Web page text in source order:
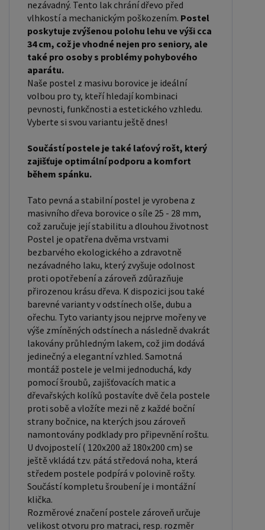
stolky, komody atd. - nakupujte - ZDE Přikrývky,
polštáře, chrániče, toppery - nakupujte - ZDE
Rozměry postele: Rozměry postele jsou klíčové
pro pohodlí a funkčnost ložnice. Výška postele by
měla být taková, abyste mohli snadno vstávat a
lehat. Rozměry postele mohou ovlivnit celkový
vzhled a funkčnost vaší ložnice. V naší nabídce
naleznete i postele zvýšené. To je obzvláště
pohyblivostí. Rozměry postele 80x200 cm a
90x200 cm jsou obecně považovány za standardní
pro jednotlivce a najdou uplatnění v ložnici,
studentském pokoji, pokoji pro hosty a dalších
pokojích. Námi nabízené postele, lze doplnit
matrací, nočními stolky, komodou, skříní i úložným
prostorem. Postele o rozměru 120x200 cm a
140x200 cm jsou považovány za velmi komfortní
jednolůžka. Tento rozměr postele je ideální pro
jednotlivce, kteří hledají více prostoru než
standardní jednolůžko nabízí. Rozměry postele
160x200 cm a 180x200 cm jsou považovány za
standardní pro dvoulůžkovou postel. Před
nákupem postele se ujistěte, že máte dostatek
místa ve své ložnici. Materiál postele: Masiv
borovice je typ dřeva, který je známý svou dobrou
pevností a dlouhou trvanlivostí. Borovicové dřevo
se řadí mezi měkké dřeviny. Je o malinko tvrdší
než masivní smrk, ale lépe se opracovává.
Borovicové dřevo vyniká krásnou barvou a
okouzlující kresbou. Má světlou barvu, která díky
obsahu jádra místy přechází až do oranžovo
hnědého nebo načervenalého odstínu. Tento
nezávadný. Tento lak chrání dřevo před
vlhkostí a mechanickým poškozením. Postel
poskytuje zvýšenou polohu lehu ve výši cca
34 cm, což je vhodné nejen pro seniory, ale
také pro osoby s problémy pohybového
aparátu.
Naše postel z masivu borovice je ideální
volbou pro ty, kteří hledají kombinaci
pevnosti, funkčnosti a estetického vzhledu.
Vyberte si svou variantu ještě dnes!
Součástí postele je také laťový rošt, který
zajišťuje optimální podporu a komfort
během spánku.
Tato pevná a stabilní postel je vyrobena z
masivního dřeva borovice o síle 25 - 28 mm,
což zaručuje její stabilitu a dlouhou životnost
Postel je opatřena dvěma vrstvami
bezbarvého ekologického a zdravotně
nezávadného laku, který zvyšuje odolnost
proti opotřebení a zároveň zdůrazňuje
přirozenou krásu dřeva. K dispozici jsou také
barevné varianty v odstínech olše, dubu a
ořechu. Tyto varianty jsou nejprve mořeny ve
výše zmíněných odstínech a následně dvakrát
lakovány průhledným lakem, což jim dodává
jedinečný a elegantní vzhled. Samotná
montáž postele je velmi jednoduchá, kdy
pomocí šroubů, zajišťovacích matic a
dřevařských kolíků postavíte dvě čela postele
proti sobě a vložíte mezi ně z každé boční
strany bočnice, na kterých jsou zároveň
namontovány podklady pro připevnění roštu.
U dvojpostelí ( 120x200 až 180x200 cm) se
ještě vkládá tzv. pátá středová noha, která
středem postele podpírá v polovině rošty.
Součástí kompletu šroubení je i montážní
klička.
Rozměrové značení postele zároveň určuje
velikost otvoru pro matraci, resp. rozměr